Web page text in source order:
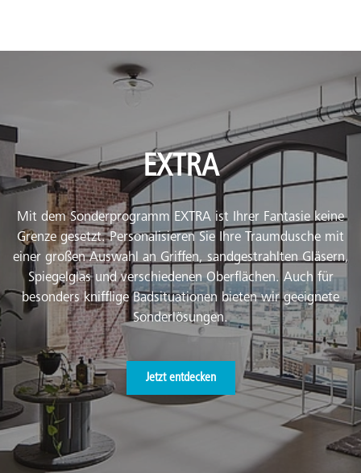
EXTRA
Mit dem Sonderprogramm EXTRA ist Ihrer Fantasie keine
Grenze gesetzt. Personalisieren Sie Ihre Traumdusche mit
einer großen Auswahl an Griffen, sandgestrahlten Gläsern,
Spiegelglas und verschiedenen Oberflächen. Auch für
besonders knifflige Badsituationen bieten wir geeignete
Sonderlösungen.
Jetzt entdecken